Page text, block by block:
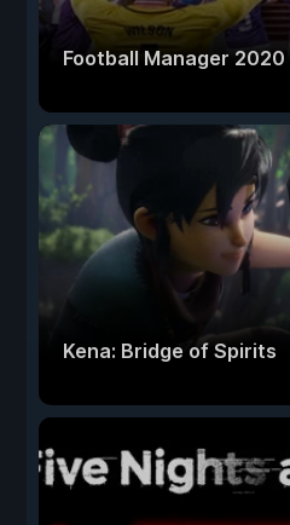
Football Manager 2020
Kena: Bridge of Spirits